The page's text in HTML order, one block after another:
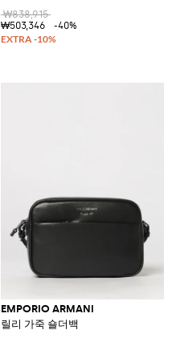
₩838,915
₩503,346
-40%
EMPORIO ARMANI
릴리 가죽 숄더백